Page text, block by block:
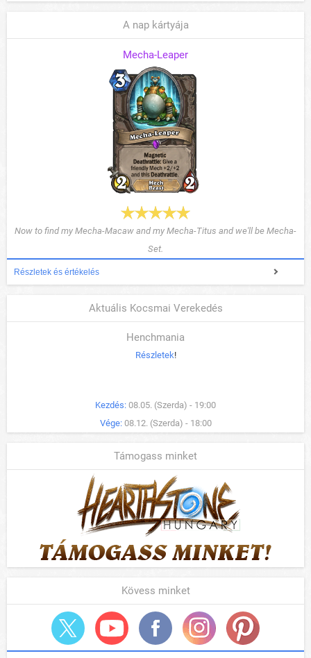
A nap kártyája
Mecha-Leaper
Now to find my Mecha-Macaw and my Mecha-Titus and we'll be Mecha-
Set.
Részletek és értékelés
Aktuális Kocsmai Verekedés
Henchmania
Részletek!
Kezdés: 08.05. (Szerda) - 19:00
Vége: 08.12. (Szerda) - 18:00
Támogass minket
Kövess minket